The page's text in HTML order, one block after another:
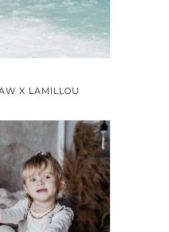
X LAMILLOU